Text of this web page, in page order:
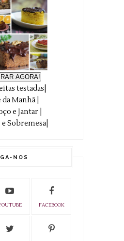
AGORA!
testadas|
da Manhã |
e Jantar |
e Sobremesa|
NOS
FACEBOOK